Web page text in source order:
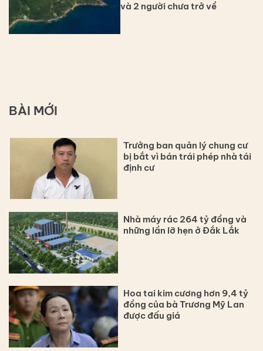
và 2 người chưa trở về
BÀI MỚI
Trưởng ban quản lý chung cư
bị bắt vì bán trái phép nhà tái
định cư
Nhà máy rác 264 tỷ đồng và
những lần lỡ hẹn ở Đắk Lắk
Hoa tai kim cương hơn 9,4 tỷ
đồng của bà Trương Mỹ Lan
được đấu giá